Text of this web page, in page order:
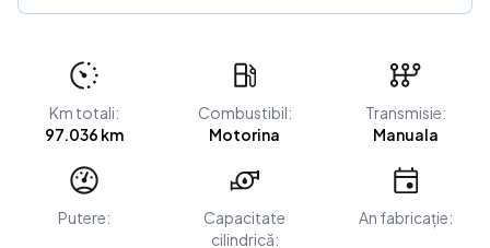
Km totali:
97.036 km
Combustibil:
Motorina
Transmisie:
Manuala
Putere:
Capacitate
cilindrică:
An fabricație: